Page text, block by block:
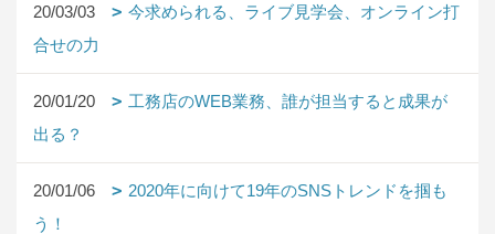
20/03/03
今求められる、ライブ見学会、オンライン打
合せの力
20/01/20
工務店のWEB業務、誰が担当すると成果が
出る？
20/01/06
2020年に向けて19年のSNSトレンドを掴も
う！